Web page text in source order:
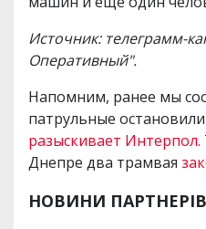
Источник: телеграмм-
Оперативный".
Напомним, ранее мы
патрульные
разыскивает Интерпол.
Днепре два трамвая